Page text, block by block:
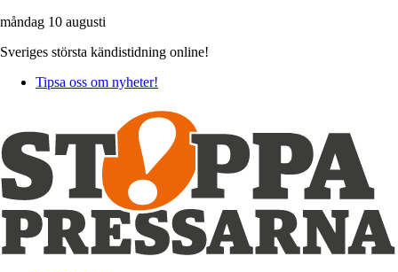
måndag 10 augusti
Sveriges största kändistidning online!
Tipsa oss om nyheter!